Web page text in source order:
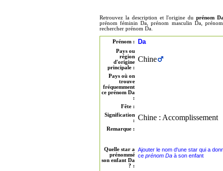
Retrouvez la description et l'origine du prénom
prénom féminin Da, prénom masculin Da,
rechercher prénom Da.
Prénom : Da
Pays ou
région
d'origine
principale :
Chine
Pays où on
trouve
fréquemment
ce prénom Da
:
Fête :
Signification
:
Chine : Accomplissement
Remarque :
Quelle star a
prénommé
son enfant Da
? :
Ajouter le nom d'une star qui a
ce prénom Daà son enfant